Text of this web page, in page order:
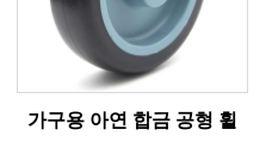
가구용 아연 합금 공형 휠